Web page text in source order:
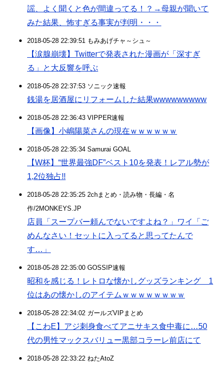
謡、よく聞くと色が間違ってる！？→母親が聞いて
みた結果、怖すぎる事実が判明・・・
2018-05-28 22:39:51 もみあげチャ～シュ～
【涙腺崩壊】Twitterで発表された漫画が「深すぎ
る」と大反響を呼ぶ
2018-05-28 22:37:53 ソニック速報
銭湯を居酒屋にリフォームした結果wwwwwwwww
2018-05-28 22:36:43 VIPPER速報
【画像】小嶋陽菜さんの現在ｗｗｗｗｗｗ
2018-05-28 22:35:34 Samurai GOAL
【W杯】“世界最強DF”ベスト10を発表！レアル勢が
1,2位独占!!
2018-05-28 22:35:25 2chまとめ・読み物・長編・名
作/2MONKEYS.JP
店員「スープバー頼んでないですよね？」ワイ「ご
めんなさい！セットに入ってると思ってたんで
す…」
2018-05-28 22:35:00 GOSSIP速報
昭和を感じる！レトロな懐かしグッズランキング 1
位はあの懐かしのアイテムｗｗｗｗｗｗｗｗ
2018-05-28 22:34:02 ガールズVIPまとめ
【こわE】アジ刺身食べてアニサキス食中毒に…50
代の男性マックスバリュー黒部コラーレ前店にて
2018-05-28 22:33:22 ねたAtoZ